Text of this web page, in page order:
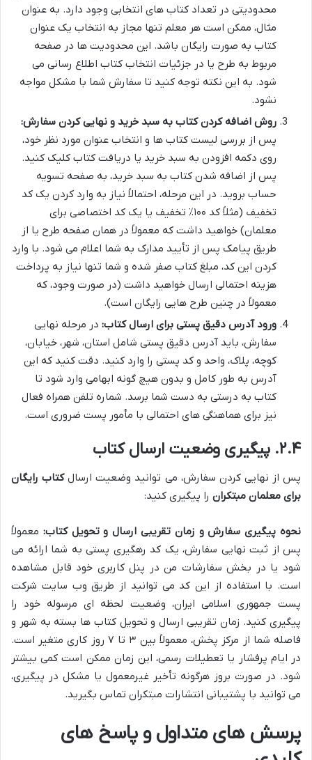
محدودیتی در تعداد کتاب های انتخابی وجود دارد. به عنوان
مثال، ممکن است هر معلم تنها مجاز به انتخاب یک عنوان
کتاب به صورت رایگان باشد. این محدودیت ها در صفحه
مربوط به طرح یا در جزئیات انتخاب کتاب اطلاع رسانی می
شود. به این نکته توجه کنید تا سفارش شما با مشکل مواجه
نشود.
روش اضافه کردن کتاب به سبد خرید و نهایی کردن سفارش:
پس از بررسی لیست کتاب ها و انتخاب عنوان مورد نظر خود،
روی دکمه افزودن به سبد خرید یا دریافت کتاب کلیک کنید.
پس از اضافه شدن کتاب به سبد خرید، به صفحه تسویه
حساب بروید. در این مرحله، احتمالاً نیاز به وارد کردن یک کد
تخفیف (مثلاً کد ۱۰۰٪ تخفیف یا یک کد اختصاصی برای
معلمان) خواهید داشت که معمولاً در همان صفحه طرح یا از
طریق پیامک پس از تأیید مدارک به شما اعلام می شود. با وارد
کردن این کد، مبلغ کتاب صفر شده و شما تنها نیاز به پرداخت
هزینه احتمالی ارسال خواهید داشت (در صورت وجود، که
معمولاً در چنین طرح هایی رایگان است).
ورود آدرس دقیق پستی برای ارسال کتاب: در مرحله نهایی
سفارش، باید آدرس دقیق پستی شامل استان، شهر، خیابان،
کوچه، پلاک، واحد و کد پستی را وارد کنید. دقت کنید که این
آدرس به طور کامل و بدون هیچ گونه ابهامی وارد شود تا
کتاب به درستی به دست شما برسد. شماره تلفن همراه فعال
نیز برای هماهنگی های احتمالی با مأمور پست ضروری است.
۲.۴. پیگیری وضعیت ارسال کتاب
پس از نهایی کردن سفارش، می توانید وضعیت ارسالکتاب رایگان
برای معلمان مبتکران را پیگیری کنید:
نحوه پیگیری سفارش و زمان تقریبی ارسال و تحویل کتاب: معمولاً
پس از ثبت نهایی سفارش، یک کد رهگیری پستی به شما ارائه می
شود یا در بخش سفارشات من در پنل کاربری خود قابل مشاهده
است. با استفاده از این کد می توانید از طریق وب سایت شرکت
پست جمهوری اسلامی ایران، وضعیت لحظه ای مرسوله خود را
پیگیری کنید. زمان تقریبی ارسال و تحویل کتاب ها بسته به شهر و
فاصله شما از مرکز پخش، معمولاً بین ۳ تا ۷ روز کاری متغیر است.
در ایام پرفشار یا تعطیلات رسمی، این زمان ممکن است کمی بیشتر
شود. در صورت بروز هرگونه تأخیر غیرمعمول یا مشکل در پیگیری،
می توانید با پشتیبانی انتشارات مبتکران تماس بگیرید.
پرسش های متداول و پاسخ های